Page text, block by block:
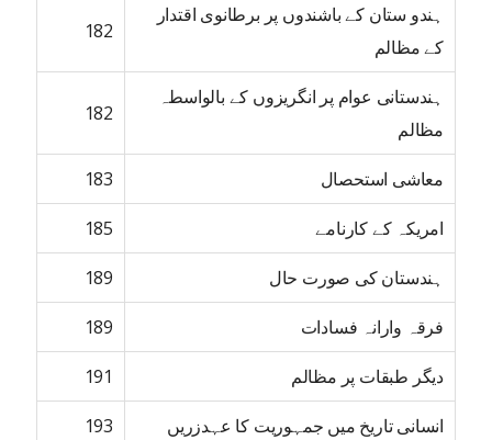
ہندو ستان کے باشندوں پر برطانوی اقتدار
کے مظالم
182
ہندستانی عوام پر انگریزوں کے بالواسطہ
مظالم
182
معاشی استحصال 183
امریکہ کے کارنامے 185
ہندستان کی صورت حال 189
فرقہ وارانہ فسادات 189
دیگر طبقات پر مظالم 191
انسانی تاریخ میں جمہوریت کا عہدزریں 193